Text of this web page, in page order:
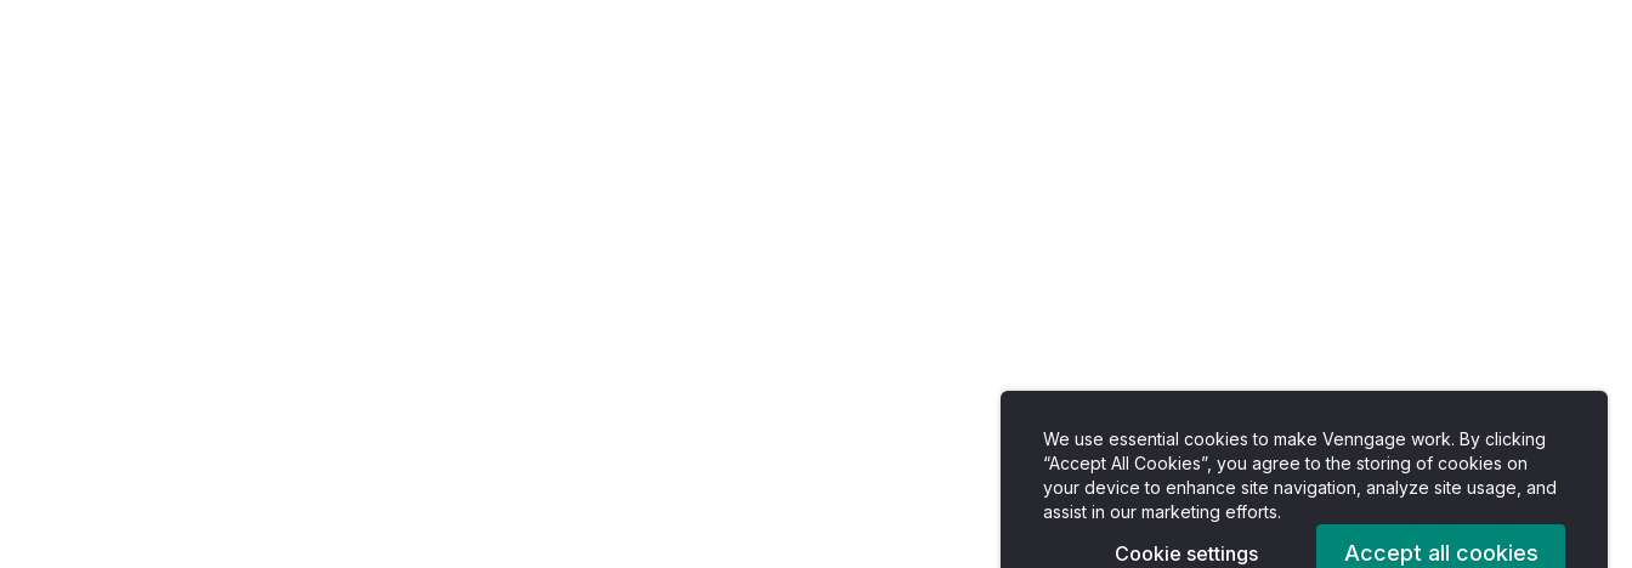
We use essential cookies to make Venngage work. By clicking
“Accept All Cookies”, you agree to the storing of cookies on
your device to enhance site navigation, analyze site usage, and
assist in our marketing efforts.
Cookie settings Accept all cookies